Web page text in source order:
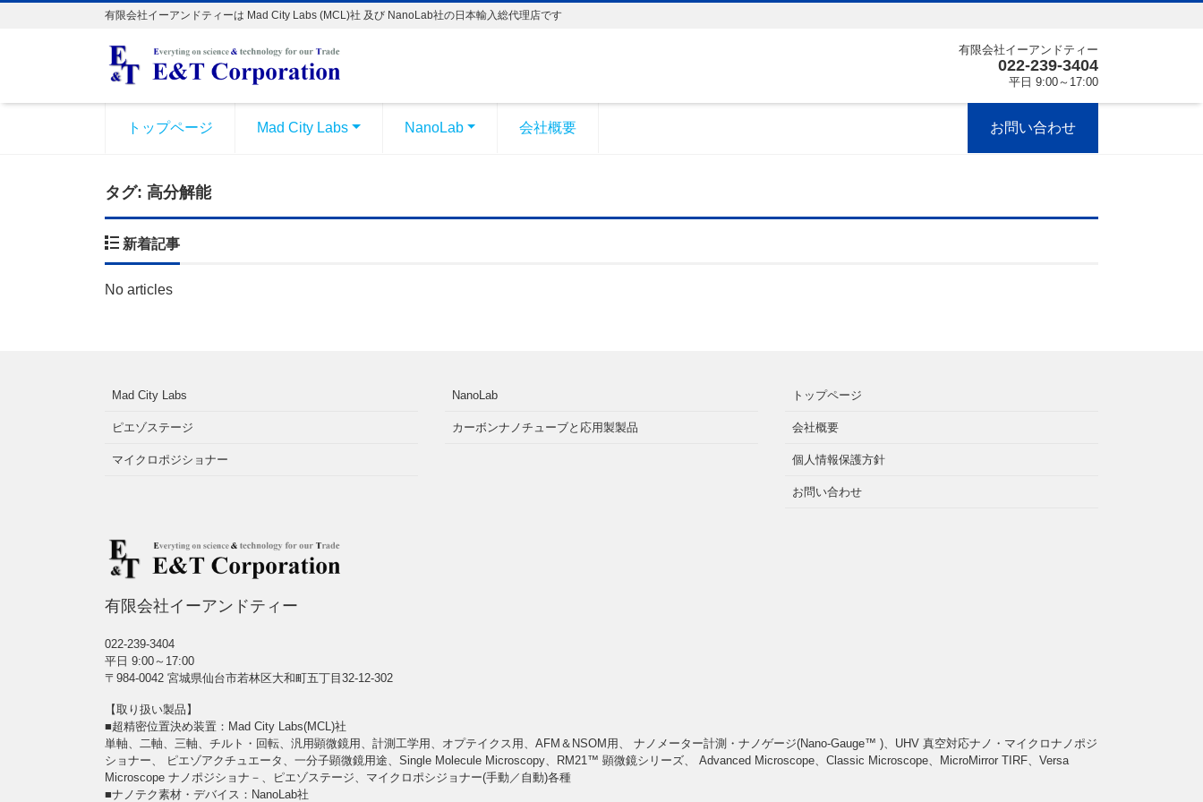
有限会社イーアンドティーは Mad City Labs (MCL)社 及び NanoLab社の日本輸入総代理店です
有限会社イーアンドティー
022-239-3404
平日 9:00～17:00
トップページ Mad City Labs NanoLab 会社概要 お問い合わせ
タグ: 高分解能
新着記事
No articles
Mad City Labs
ピエゾステージ
マイクロポジショナー
NanoLab
カーボンナノチューブと応用製製品
トップページ
会社概要
個人情報保護方針
お問い合わせ
有限会社イーアンドティー
022-239-3404
平日 9:00～17:00
〒984-0042 宮城県仙台市若林区大和町五丁目32-12-302
【取り扱い製品】
■超精密位置決め装置：Mad City Labs(MCL)社
単軸、二軸、三軸、チルト・回転、汎用顕微鏡用、計測工学用、オプテイクス用、AFM＆NSOM用、 ナノメーター計測・ナノゲージ(Nano-Gauge™ )、UHV 真空対応ナノ・マイクロナノポジ
ショナー、 ピエゾアクチュエータ、一分子顕微鏡用途、Single Molecule Microscopy、RM21™ 顕微鏡シリーズ、 Advanced Microscope、Classic Microscope、MicroMirror TIRF、Versa
Microscope ナノポジショナ－、ピエゾステージ、マイクロポシジョナー(手動／自動)各種
■ナノテク素材・デバイス：NanoLab社